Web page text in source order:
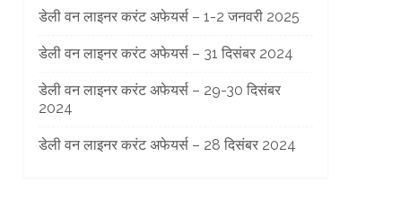
डेली वन लाइनर करंट अफेयर्स – 1-2 जनवरी 2025
डेली वन लाइनर करंट अफेयर्स – 31 दिसंबर 2024
डेली वन लाइनर करंट अफेयर्स – 29-30 दिसंबर
2024
डेली वन लाइनर करंट अफेयर्स – 28 दिसंबर 2024